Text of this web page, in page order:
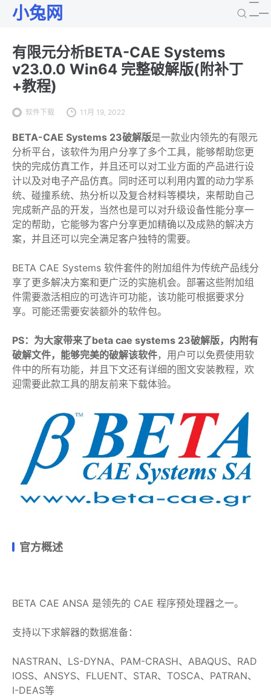
小兔网
有限元分析BETA-CAE Systems
v23.0.0 Win64 完整破解版(附补丁
+教程)
软件下载 11月 19, 2022
BETA-CAE Systems 23破解版是一款业内领先的有限元
分析平台，该软件为用户分享了多个工具，能够帮助您更
快的完成仿真工作，并且还可以对工业方面的产品进行设
计以及对电子产品仿真。同时还可以利用内置的动力学系
统、碰撞系统、热分析以及复合材料等模块，来帮助自己
完成新产品的开发，当然也是可以对升级设备性能分享一
定的帮助，它能够为客户分享更加精确以及成熟的解决方
案，并且还可以完全满足客户独特的需要。
BETA CAE Systems 软件套件的附加组件为传统产品线分
享了更多解决方案和更广泛的实施机会。部署这些附加组
件需要激活相应的可选许可功能，该功能可根据要求分
享。可能还需要安装额外的软件包。
PS：为大家带来了beta cae systems 23破解版，内附有
破解文件，能够完美的破解该软件，用户可以免费使用软
件中的所有功能，并且下文还有详细的图文安装教程，欢
迎需要此款工具的朋友前来下载体验。
官方概述
BETA CAE ANSA 是领先的 CAE 程序预处理器之一。
支持以下求解器的数据准备：
NASTRAN、LS-DYNA、PAM-CRASH、ABAQUS、RAD
IOSS、ANSYS、FLUENT、STAR、TOSCA、PATRAN、
I-DEAS等